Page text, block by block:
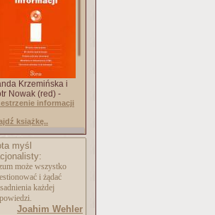
Krzemińska i
Nowak (red) -
informacji
książkę..
myśl
może wszystko
i żądać
każdej
Joahim Wehler